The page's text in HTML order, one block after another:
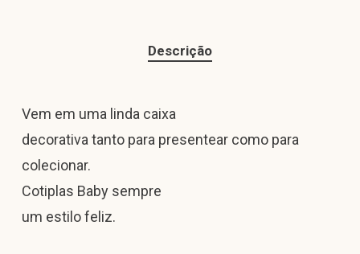
Descrição
Vem em uma linda caixa
decorativa tanto para presentear como para
colecionar.
Cotiplas Baby sempre
um estilo feliz.